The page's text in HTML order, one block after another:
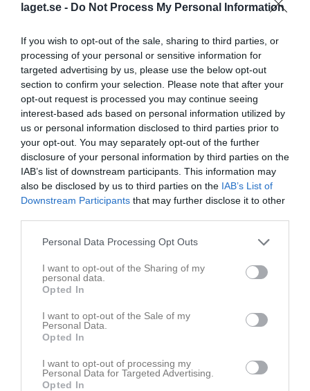
laget.se - Do Not Process My Personal Information
If you wish to opt-out of the sale, sharing to third parties, or
processing of your personal or sensitive information for
targeted advertising by us, please use the below opt-out
section to confirm your selection. Please note that after your
opt-out request is processed you may continue seeing
interest-based ads based on personal information utilized by
us or personal information disclosed to third parties prior to
your opt-out. You may separately opt-out of the further
disclosure of your personal information by third parties on the
IAB’s list of downstream participants. This information may
also be disclosed by us to third parties on the IAB’s List of
Downstream Participants that may further disclose it to other
Personal Data Processing Opt Outs
I want to opt-out of the Sharing of my
personal data.
Opted In
I want to opt-out of the Sale of my
Personal Data.
Opted In
I want to opt-out of processing my
Personal Data for Targeted Advertising.
Opted In
Senast uppladdade video
Ingen video uppladdad
Logga in och ladda upp ert första klipp
Senast uppdaterade album
Inget album finns skapat
Logga in som administratör och skapa ert första album
På gång Kalender